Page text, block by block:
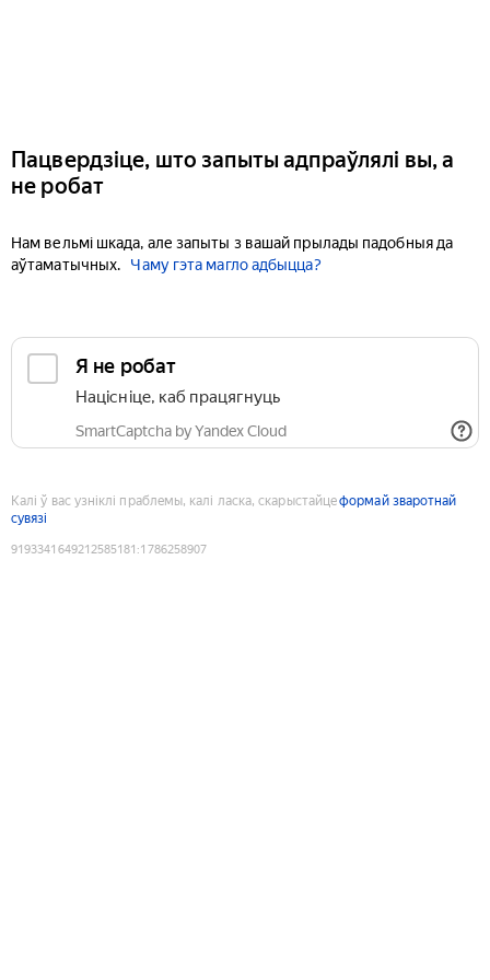
Пацвердзіце, што запыты адпраўлялі вы, а
не робат
Нам вельмі шкада, але запыты з вашай прылады падобныя да
аўтаматычных.
Чаму гэта магло адбыцца?
Я не робат
Націсніце, каб працягнуць
SmartCaptcha by Yandex Cloud
Калі ў вас узніклі праблемы, калі ласка, скарыстайцеформай зваротнай
сувязі
9193341649212585181 :1786258907